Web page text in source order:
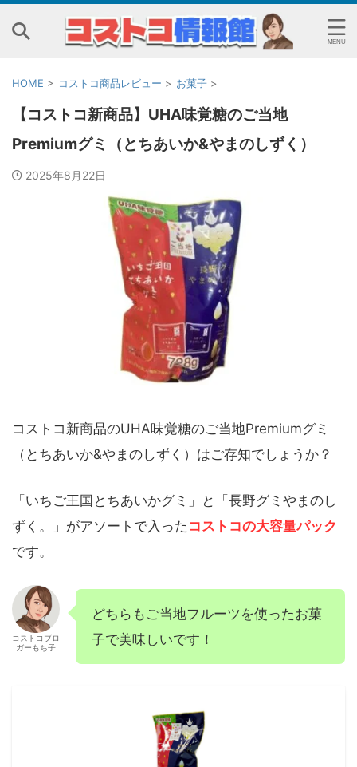
HOME > コストコ商品レビュー > お菓子 >
【コストコ新商品】UHA味覚糖のご当地
Premiumグミ（とちあいか&やまのしずく）
2025年8月22日
コストコ新商品のUHA味覚糖のご当地Premiumグミ
（とちあいか&やまのしずく）はご存知でしょうか？
「いちご王国とちあいかグミ」と「長野グミやまのし
ずく。」がアソートで入った コストコの大容量パック
です。
コストコブロ
ガーもち子
どちらもご当地フルーツを使ったお菓
子で美味しいです！